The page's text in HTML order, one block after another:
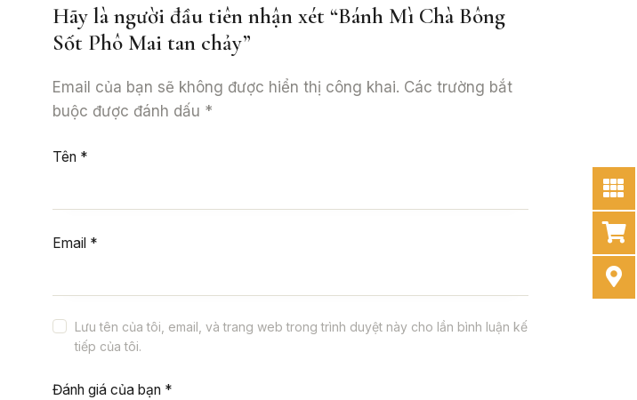
Hãy là người đầu tiên nhận xét “Bánh Mì Chà Bông
Sốt Phô Mai tan chảy”
Email của bạn sẽ không được hiển thị công khai. Các trường bắt
buộc được đánh dấu *
Tên *
Email *
Lưu tên của tôi, email, và trang web trong trình duyệt này cho lần bình luận kế
tiếp của tôi.
Đánh giá của bạn *